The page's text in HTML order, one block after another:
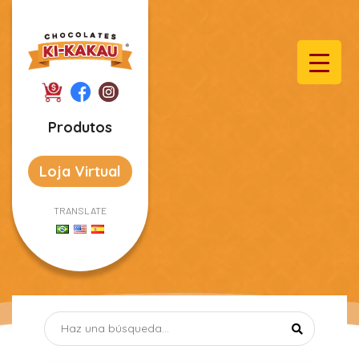
Produtos
Loja Virtual
TRANSLATE